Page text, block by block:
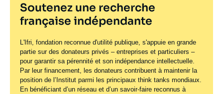
Soutenez une recherche
française indépendante
L'Ifri, fondation reconnue d'utilité publique, s'appuie en grande
partie sur des donateurs privés – entreprises et particuliers –
pour garantir sa pérennité et son indépendance intellectuelle.
Par leur financement, les donateurs contribuent à maintenir la
position de l’Institut parmi les principaux think tanks mondiaux.
En bénéficiant d’un réseau et d’un savoir-faire reconnus à